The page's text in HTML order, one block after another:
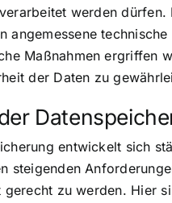
werden dürfen.
angemessene technische
Maßnahmen ergriffen
der Daten zu
entwickelt sich
steigenden
gerecht zu werden. Hier